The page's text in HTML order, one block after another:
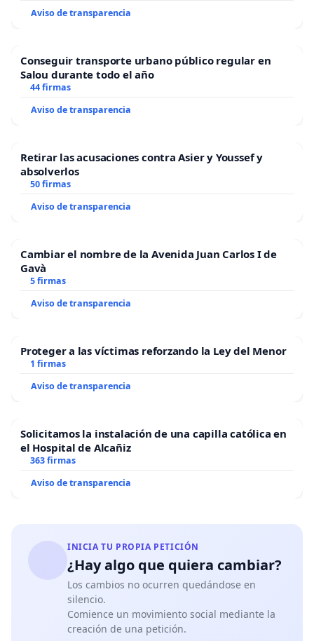
Aviso de transparencia
Conseguir transporte urbano público regular en
Salou durante todo el año
44 firmas
Aviso de transparencia
Retirar las acusaciones contra Asier y Youssef y
absolverlos
50 firmas
Aviso de transparencia
Cambiar el nombre de la Avenida Juan Carlos I de
Gavà
5 firmas
Aviso de transparencia
Proteger a las víctimas reforzando la Ley del Menor
1 firmas
Aviso de transparencia
Solicitamos la instalación de una capilla católica en
el Hospital de Alcañiz
363 firmas
Aviso de transparencia
INICIA TU PROPIA PETICIÓN
¿Hay algo que quiera cambiar?
Los cambios no ocurren quedándose en
silencio.
Comience un movimiento social mediante la
creación de una petición.